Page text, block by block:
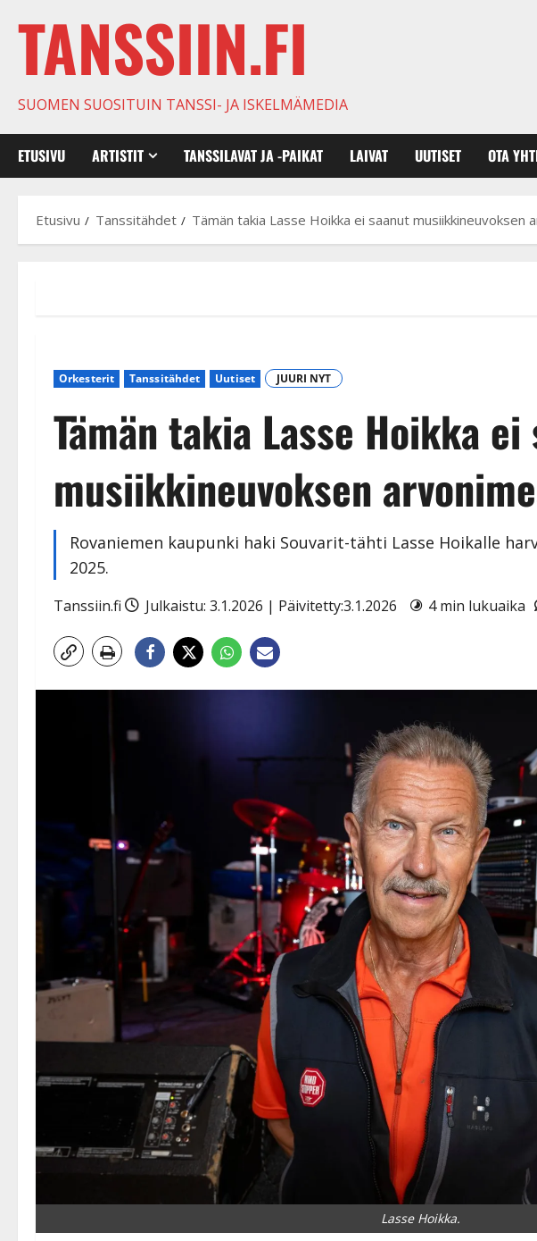
TANSSIIN.FI
SUOMEN SUOSITUIN TANSSI- JA ISKELMÄMEDIA
ETUSIVU ARTISTIT TANSSILAVAT JA -PAIKAT LAIVAT UUTISET OTA
Etusivu Tanssitähdet Tämän takia Lasse Hoikka ei saanut musiikkineuvoksen
Orkesterit Tanssitähdet Uutiset JUURI NYT
Tämän takia Lasse Hoikka ei
musiikkineuvoksen
Rovaniemen kaupunki haki Souvarit-tähti Lasse Hoikalle
2025.
Tanssiin.fi Julkaistu: 3.1.2026 | Päivitetty:3.1.2026 4 min lukuaika
Lasse Hoikka.